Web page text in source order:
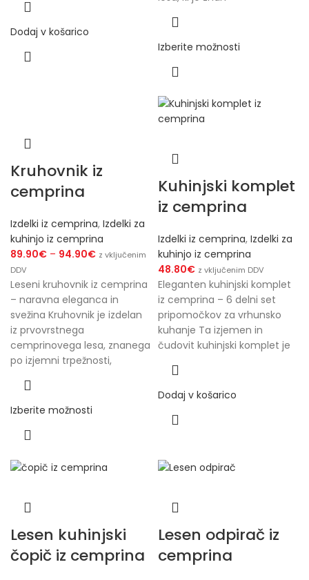
Dodaj v košarico
Izberite možnosti
Kruhovnik iz
cemprina
Izdelki iz cemprina, Izdelki za
kuhinjo iz cemprina
89.90€ – 94.90€ z vključenim
DDV
Leseni kruhovnik iz cemprina
– naravna eleganca in
svežina Kruhovnik je izdelan
iz prvovrstnega
cemprinovega lesa, znanega
po izjemni trpežnosti,
Izberite možnosti
Kuhinjski komplet
iz cemprina
Izdelki iz cemprina, Izdelki za
kuhinjo iz cemprina
48.80€ z vključenim DDV
Eleganten kuhinjski komplet
iz cemprina – 6 delni set
pripomočkov za vrhunsko
kuhanje Ta izjemen in
čudovit kuhinjski komplet je
Dodaj v košarico
Lesen kuhinjski
čopič iz cemprina
Lesen odpirač iz
cemprina